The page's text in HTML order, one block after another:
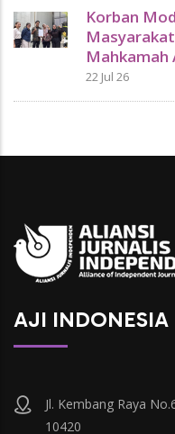
Korban
Mahkamah
22 Jul 26
AJI INDONESIA
Jl. Kembang Raya
10420